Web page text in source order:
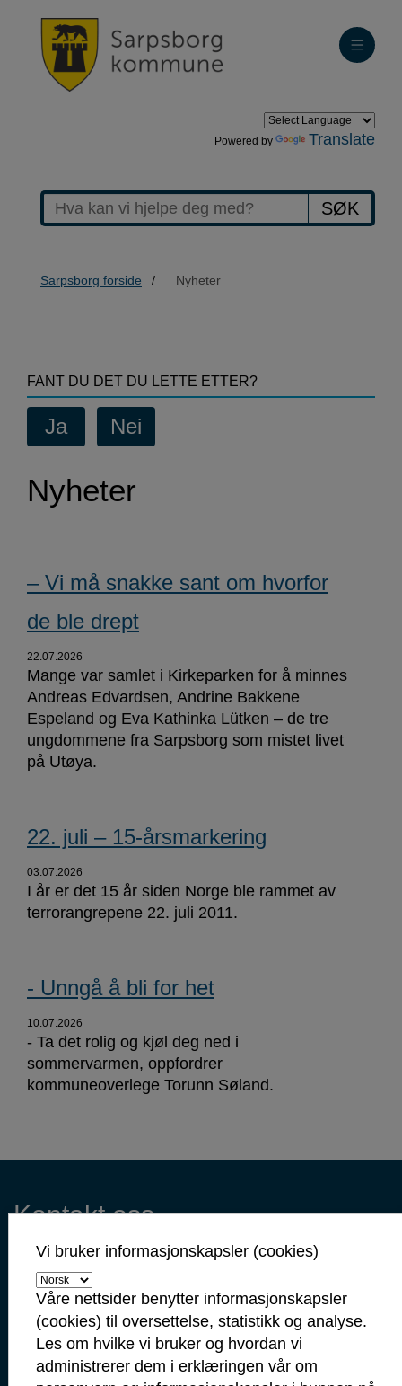
Powered by Translate
SØK
Sarpsborg forside Nyheter
FANT DU DET DU LETTE ETTER?
Nyheter
– Vi må snakke sant om hvorfor
de ble drept
22.07.2026
Mange var samlet i Kirkeparken for å minnes
Andreas Edvardsen, Andrine Bakkene
Espeland og Eva Kathinka Lütken – de tre
ungdommene fra Sarpsborg som mistet livet
på Utøya.
22. juli – 15-årsmarkering
03.07.2026
I år er det 15 år siden Norge ble rammet av
terrorangrepene 22. juli 2011.
- Unngå å bli for het
10.07.2026
- Ta det rolig og kjøl deg ned i
sommervarmen, oppfordrer
kommuneoverlege Torunn Søland.
Kontaktinformasjon
Kontakt oss
Servicetorget: 69 10 80 00
(Telefontid mandag-fredag 09.00-14.00)
servicetorget@sarpsborg.com
postmottak@sarpsborg.com
Contact us - English
Post: Postboks 237, 1702 Sarpsborg
Vi bruker informasjonskapsler (cookies)
Våre nettsider benytter informasjonskapsler
(cookies) til oversettelse, statistikk og analyse.
Les om hvilke vi bruker og hvordan vi
administrerer dem i erklæringen vår om